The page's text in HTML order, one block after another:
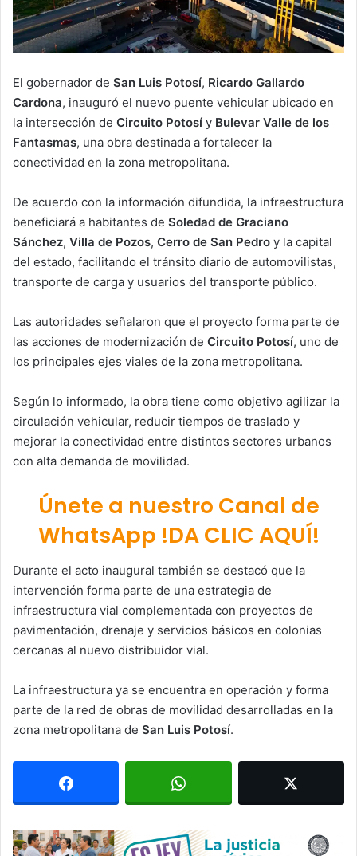
El gobernador de San Luis Potosí, Ricardo Gallardo
Cardona, inauguró el nuevo puente vehicular ubicado en
la intersección de Circuito Potosí y Bulevar Valle de los
Fantasmas, una obra destinada a fortalecer la
conectividad en la zona metropolitana.
De acuerdo con la información difundida, la infraestructura
beneficiará a habitantes de Soledad de Graciano
Sánchez, Villa de Pozos, Cerro de San Pedro y la capital
del estado, facilitando el tránsito diario de automovilistas,
transporte de carga y usuarios del transporte público.
Las autoridades señalaron que el proyecto forma parte de
las acciones de modernización de Circuito Potosí, uno de
los principales ejes viales de la zona metropolitana.
Según lo informado, la obra tiene como objetivo agilizar la
circulación vehicular, reducir tiempos de traslado y
mejorar la conectividad entre distintos sectores urbanos
con alta demanda de movilidad.
Únete a nuestro Canal de
WhatsApp !DA CLIC AQUÍ!
Durante el acto inaugural también se destacó que la
intervención forma parte de una estrategia de
infraestructura vial complementada con proyectos de
pavimentación, drenaje y servicios básicos en colonias
cercanas al nuevo distribuidor vial.
La infraestructura ya se encuentra en operación y forma
parte de la red de obras de movilidad desarrolladas en la
zona metropolitana de San Luis Potosí.